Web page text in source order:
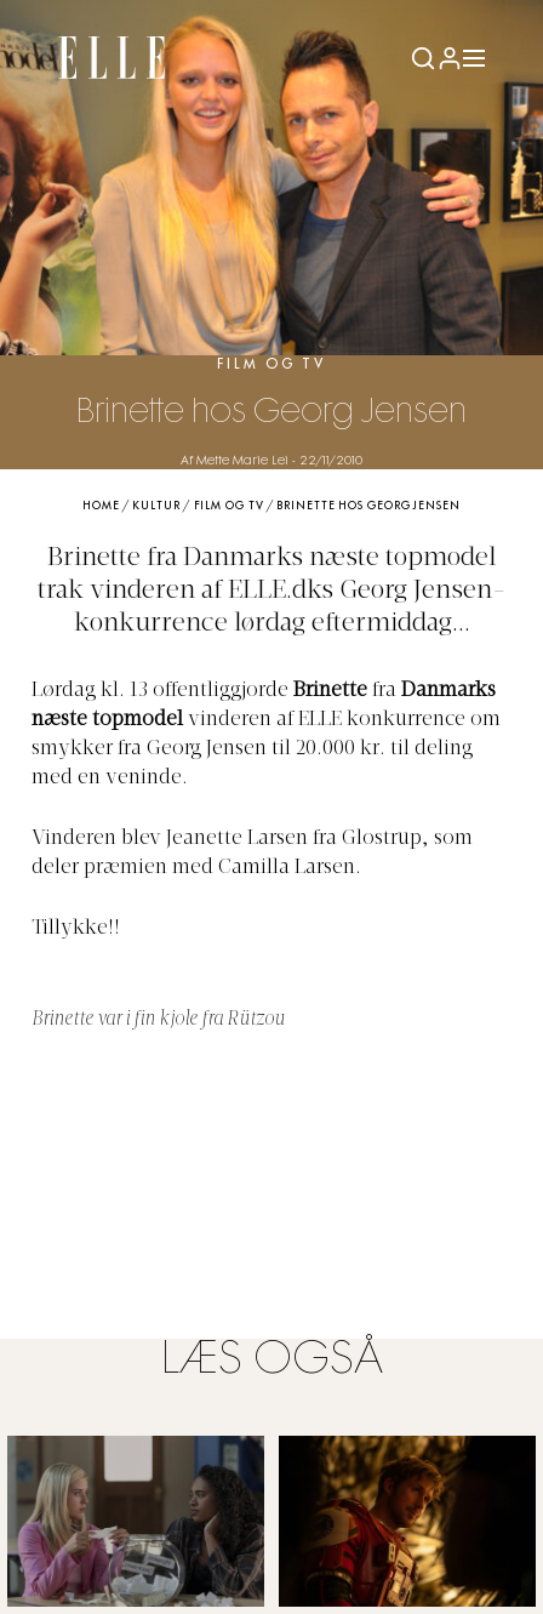
FILM OG TV
Brinette hos Georg Jensen
Af Mette Marie Lei - 22/11/2010
HOME / KULTUR / FILM OG TV / BRINETTE HOS GEORG JENSEN
Brinette fra Danmarks næste topmodel
trak vinderen afELLE.dks Georg Jensen-
konkurrence lørdag eftermiddag...
Lørdag kl. 13 offentliggjorde Brinette fra Danmarks
næste topmodelvinderen af ELLE konkurrence om
smykker fra Georg Jensen til 20.000 kr. til deling
med en veninde.
Vinderen blev Jeanette Larsen fra Glostrup, som
deler præmien med Camilla Larsen.
Tillykke!!
Brinette var i fin kjole fra Rützou
LÆS OGSÅ